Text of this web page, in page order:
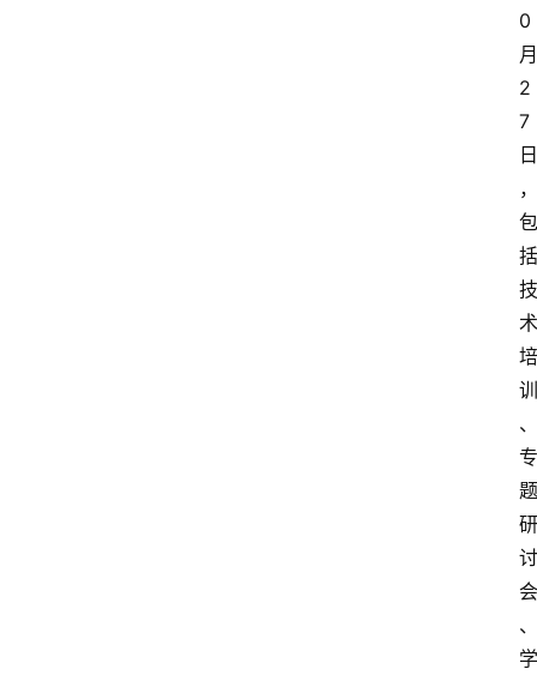
0
月
2
7
日
，
包
括
技
术
培
训
、
专
题
研
讨
会
、
学